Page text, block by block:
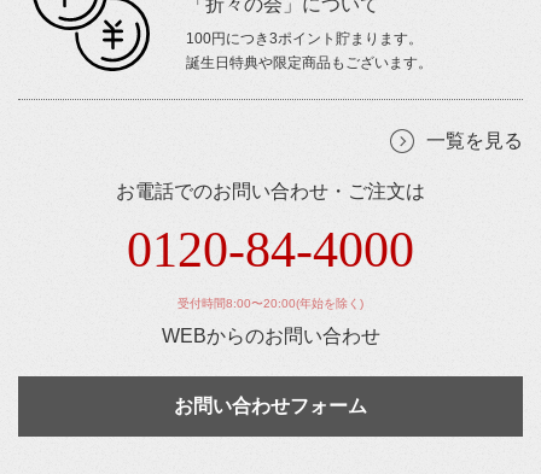
「折々の会」について
100円につき3ポイント貯まります。
誕生日特典や限定商品もございます。
一覧を見る
お電話でのお問い合わせ・ご注文は
0120-84-4000
受付時間8:00〜20:00(年始を除く)
WEBからのお問い合わせ
お問い合わせフォーム